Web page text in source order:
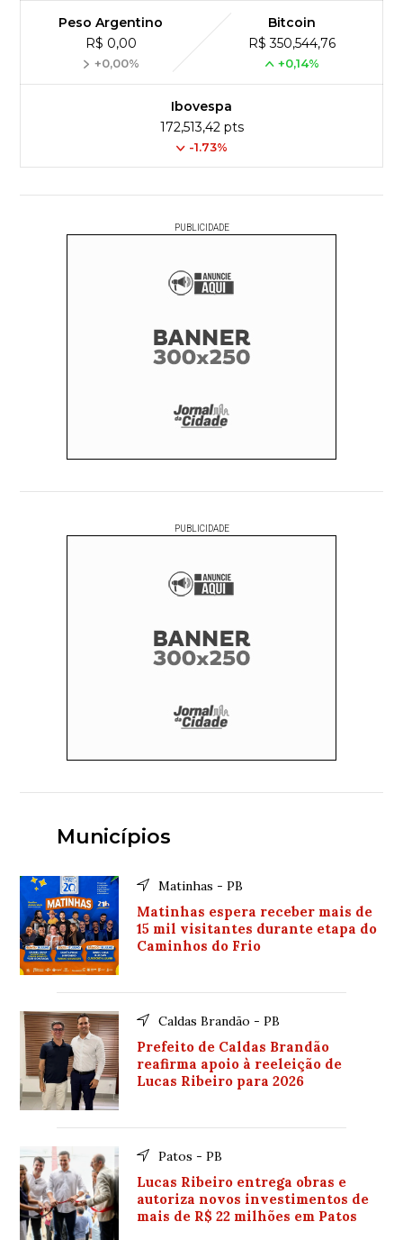
Peso Argentino
R$ 0,00
+0,00%
Bitcoin
R$ 350,544,76
+0,14%
Ibovespa
172,513,42 pts
-1.73%
PUBLICIDADE
PUBLICIDADE
Municípios
Matinhas - PB
Matinhas espera receber mais de
15 mil visitantes durante etapa do
Caminhos do Frio
Caldas Brandão - PB
Prefeito de Caldas Brandão
reafirma apoio à reeleição de
Lucas Ribeiro para 2026
Patos - PB
Lucas Ribeiro entrega obras e
autoriza novos investimentos de
mais de R$ 22 milhões em Patos